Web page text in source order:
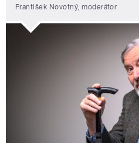
František Novotný, moderátor